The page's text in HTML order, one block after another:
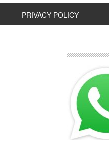
PRIVACY POLICY